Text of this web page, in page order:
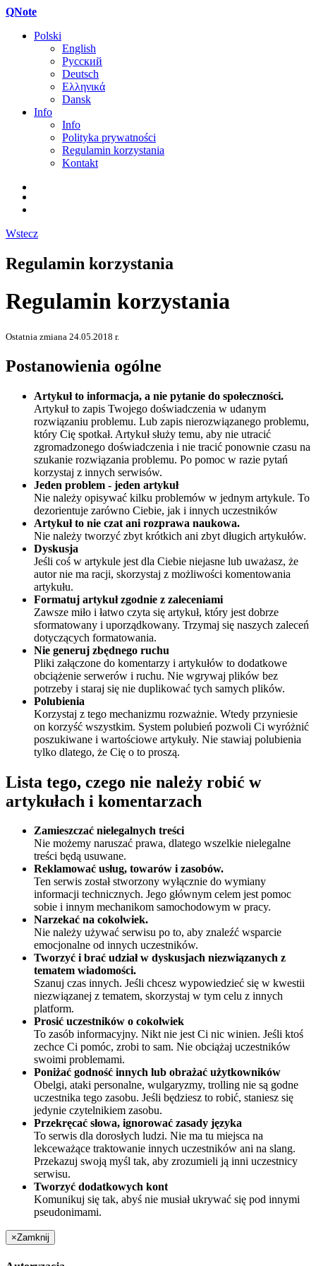
QNote
Polski
English
Русский
Deutsch
Ελληνικά
Dansk
Info
Info
Polityka prywatności
Regulamin korzystania
Kontakt
Wstecz
Regulamin korzystania
Regulamin korzystania
Ostatnia zmiana 24.05.2018 r.
Postanowienia ogólne
Artykuł to informacja, a nie pytanie do społeczności.
Artykuł to zapis Twojego doświadczenia w udanym
rozwiązaniu problemu. Lub zapis nierozwiązanego problemu,
który Cię spotkał. Artykuł służy temu, aby nie utracić
zgromadzonego doświadczenia i nie tracić ponownie czasu na
szukanie rozwiązania problemu. Po pomoc w razie pytań
korzystaj z innych serwisów.
Jeden problem - jeden artykuł
Nie należy opisywać kilku problemów w jednym artykule. To
dezorientuje zarówno Ciebie, jak i innych uczestników
Artykuł to nie czat ani rozprawa naukowa.
Nie należy tworzyć zbyt krótkich ani zbyt długich artykułów.
Dyskusja
Jeśli coś w artykule jest dla Ciebie niejasne lub uważasz, że
autor nie ma racji, skorzystaj z możliwości komentowania
artykułu.
Formatuj artykuł zgodnie z zaleceniami
Zawsze miło i łatwo czyta się artykuł, który jest dobrze
sformatowany i uporządkowany. Trzymaj się naszych zaleceń
dotyczących formatowania.
Nie generuj zbędnego ruchu
Pliki załączone do komentarzy i artykułów to dodatkowe
obciążenie serwerów i ruchu. Nie wgrywaj plików bez
potrzeby i staraj się nie duplikować tych samych plików.
Polubienia
Korzystaj z tego mechanizmu rozważnie. Wtedy przyniesie
on korzyść wszystkim. System polubień pozwoli Ci wyróżnić
poszukiwane i wartościowe artykuły. Nie stawiaj polubienia
tylko dlatego, że Cię o to proszą.
Lista tego, czego nie należy robić w
artykułach i komentarzach
Zamieszczać nielegalnych treści
Nie możemy naruszać prawa, dlatego wszelkie nielegalne
treści będą usuwane.
Reklamować usług, towarów i zasobów.
Ten serwis został stworzony wyłącznie do wymiany
informacji technicznych. Jego głównym celem jest pomoc
sobie i innym mechanikom samochodowym w pracy.
Narzekać na cokolwiek.
Nie należy używać serwisu po to, aby znaleźć wsparcie
emocjonalne od innych uczestników.
Tworzyć i brać udział w dyskusjach niezwiązanych z
tematem wiadomości.
Szanuj czas innych. Jeśli chcesz wypowiedzieć się w kwestii
niezwiązanej z tematem, skorzystaj w tym celu z innych
platform.
Prosić uczestników o cokolwiek
To zasób informacyjny. Nikt nie jest Ci nic winien. Jeśli ktoś
zechce Ci pomóc, zrobi to sam. Nie obciążaj uczestników
swoimi problemami.
Poniżać godność innych lub obrażać użytkowników
Obelgi, ataki personalne, wulgaryzmy, trolling nie są godne
uczestnika tego zasobu. Jeśli będziesz to robić, staniesz się
jedynie czytelnikiem zasobu.
Przekręcać słowa, ignorować zasady języka
To serwis dla dorosłych ludzi. Nie ma tu miejsca na
lekceważące traktowanie innych uczestników ani na slang.
Przekazuj swoją myśl tak, aby zrozumieli ją inni uczestnicy
serwisu.
Tworzyć dodatkowych kont
Komunikuj się tak, abyś nie musiał ukrywać się pod innymi
pseudonimami.
×Zamknij